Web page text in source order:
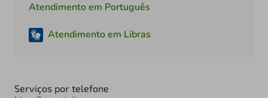
Atendimento em Português
Atendimento em Libras
Serviços por telefone